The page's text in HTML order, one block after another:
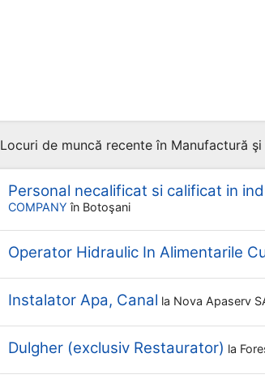
Locuri de muncă recente în Manufactură
Personal necalificat si calificat in
COMPANY în Botoşani
Operator Hidraulic In Alimentarile
Instalator Apa, Canal la Nova Apaserv
Dulgher (exclusiv Restaurator) la